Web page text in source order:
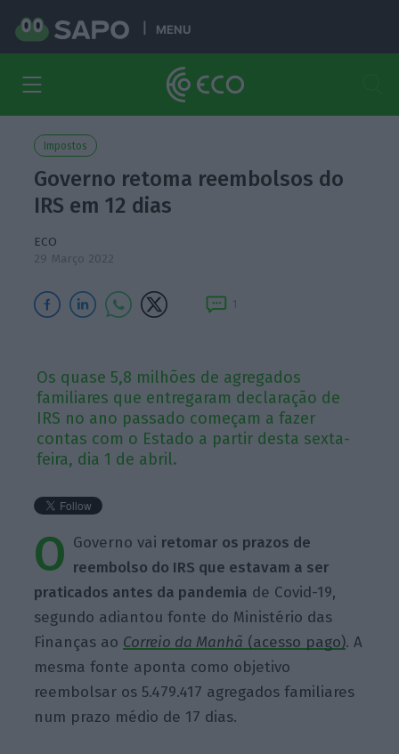
MENU
Impostos
Governo retoma reembolsos do
IRS em 12 dias
ECO
29 Março 2022
1
Os quase 5,8 milhões de agregados
familiares que entregaram declaração de
IRS no ano passado começam a fazer
contas com o Estado a partir desta sexta-
feira, dia 1 de abril.
O Governo vai retomar os prazos de
reembolso do IRS que estavam a ser
praticados antes da pandemia de Covid-19,
segundo adiantou fonte do Ministério das
Finanças ao Correio da Manhã (acesso pago). A
mesma fonte aponta como objetivo
reembolsar os 5.479.417 agregados familiares
num prazo médio de 17 dias.